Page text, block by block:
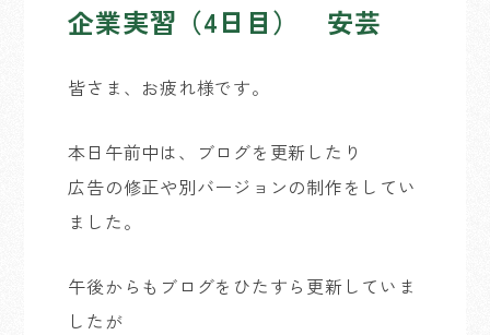
企業実習（4日目） 安芸
皆さま、お疲れ様です。
本日午前中は、ブログを更新したり
広告の修正や別バージョンの制作をしてい
ました。
午後からもブログをひたすら更新していま
したが